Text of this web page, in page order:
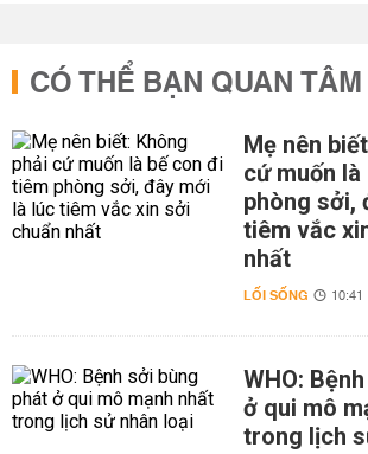
CÓ THỂ BẠN QUAN TÂM
Mẹ nên
cứ muốn
phòng sởi,
tiêm vắc
nhất
LỐI SỐNG
WHO:
ở qui mô
trong lịch